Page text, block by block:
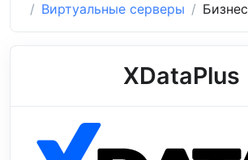
Виртуальные серверы
Бизнес
XDataPlus